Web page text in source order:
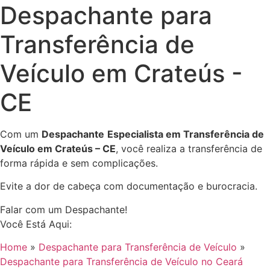
Despachante para
Transferência de
Veículo em Crateús -
CE
Com um Despachante Especialista em Transferência de
Veículo em Crateús – CE, você realiza a transferência de
forma rápida e sem complicações.
Evite a dor de cabeça com documentação e burocracia.
Falar com um Despachante!
Você Está Aqui:
Home » Despachante para Transferência de Veículo »
Despachante para Transferência de Veículo no Ceará